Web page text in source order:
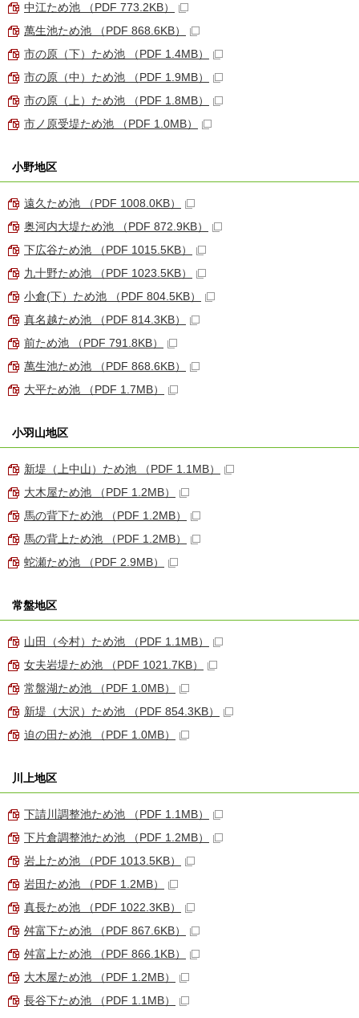
中江ため池 （PDF 773.2KB）
萬生池ため池 （PDF 868.6KB）
市の原（下）ため池 （PDF 1.4MB）
市の原（中）ため池 （PDF 1.9MB）
市の原（上）ため池 （PDF 1.8MB）
市ノ原受堤ため池 （PDF 1.0MB）
小野地区
遠久ため池 （PDF 1008.0KB）
奥河内大堤ため池 （PDF 872.9KB）
下広谷ため池 （PDF 1015.5KB）
九十野ため池 （PDF 1023.5KB）
小倉(下）ため池 （PDF 804.5KB）
真名越ため池 （PDF 814.3KB）
前ため池 （PDF 791.8KB）
萬生池ため池 （PDF 868.6KB）
大平ため池 （PDF 1.7MB）
小羽山地区
新堤（上中山）ため池 （PDF 1.1MB）
大木屋ため池 （PDF 1.2MB）
馬の背下ため池 （PDF 1.2MB）
馬の背上ため池 （PDF 1.2MB）
蛇瀬ため池 （PDF 2.9MB）
常盤地区
山田（今村）ため池 （PDF 1.1MB）
女夫岩堤ため池 （PDF 1021.7KB）
常盤湖ため池 （PDF 1.0MB）
新堤（大沢）ため池 （PDF 854.3KB）
迫の田ため池 （PDF 1.0MB）
川上地区
下請川調整池ため池 （PDF 1.1MB）
下片倉調整池ため池 （PDF 1.2MB）
岩上ため池 （PDF 1013.5KB）
岩田ため池 （PDF 1.2MB）
真長ため池 （PDF 1022.3KB）
舛富下ため池 （PDF 867.6KB）
舛富上ため池 （PDF 866.1KB）
大木屋ため池 （PDF 1.2MB）
長谷下ため池 （PDF 1.1MB）